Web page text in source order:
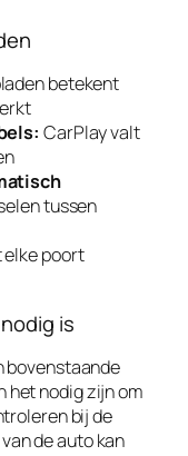
betekent
CarPlay valt
tussen
elke poort
is
bovenstaande
het nodig zijn om
bij de
de auto kan